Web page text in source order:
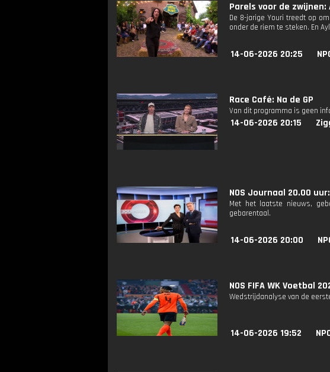
Parels voor de zwijnen:
De 8-jarige Youri treedt op
onder de riem te steken. En
14-06-2026 20:25
Race Café: Na de GP
Van dit programma is geen
14-06-2026 20:15
NOS Journaal 20.00
Met het laatste nieuws,
gebarentaal.
14-06-2026 20:00
NOS FIFA WK Voetbal
Wedstrijdanalyse van de
14-06-2026 19:52